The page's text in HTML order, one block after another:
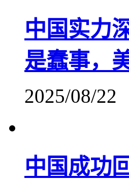
中国实力
是蠢事，
2025/08/22
中国成功